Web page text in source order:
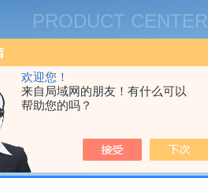
欢迎您！
来自局域网的朋友！有什么可以
帮助您的吗？
PRODUCT CENTER